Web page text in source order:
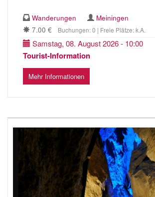
Wanderungen
Meiningen
7.00 €
Buchungen: 0 | Freie Plätze: k.A.
Samstag, 08. August 2026 - 10:00
Tourist-Information
Mehr Informationen